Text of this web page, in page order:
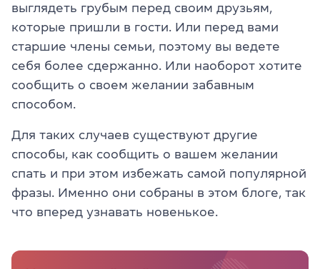
выглядеть грубым перед своим друзьям,
которые пришли в гости. Или перед вами
старшие члены семьи, поэтому вы ведете
себя более сдержанно. Или наоборот хотите
сообщить о своем желании забавным
способом.
Для таких случаев существуют другие
способы, как сообщить о вашем желании
спать и при этом избежать самой популярной
фразы. Именно они собраны в этом блоге, так
что вперед узнавать новенькое.